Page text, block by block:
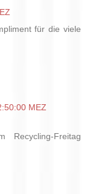
für die viele
MEZ
Freitag